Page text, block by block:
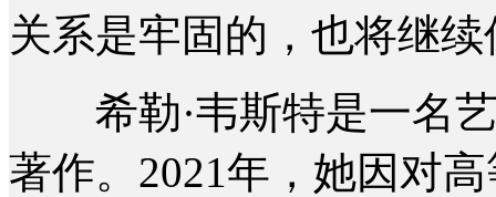
关系是牢固的，也将继
希勒·韦斯特是一名艺
著作。2021年，她因对